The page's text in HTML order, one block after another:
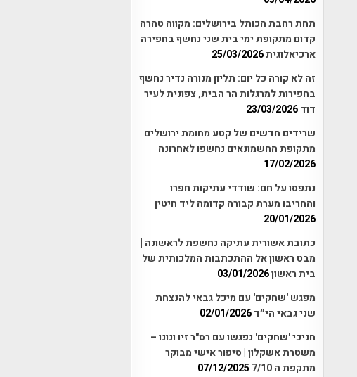
תחת רחבת הכותל בירושלים: מקווה טהרה
קדום מתקופת ימי בית שני נחשף בחפירה
ארכיאלוגית25/03/2026
זה לא קורה כל יום: תליון מנורה נדיר נחשף
בחפירות למרגלות הר הבית, צפונית לעיר
דוד23/03/2026
שרידים חדשים של קטע מחומת ירושלים
מתקופת החשמונאים נחשפו לאחרונה
17/02/2026
נתפסו על חם: שודדי עתיקות חפרו
והחריבו מערת קבורה קדומה ליד חיטין
20/01/2026
כתובת אשורית עתיקה נחשפת לראשונה |
מבט ראשון אל ההתכתבות המלכותית של
בית ראשון03/01/2026
מפגש 'שחקים' עם מיכל גבאי להנצחת
שני גבאי הי״ד02/01/2026
חניכי 'שחקים' נפגשו עם רס"ר זיו ונונו –
משטרת אשקלון | סיפור אישי מבוקר
מתקפת ה 7/10
07/12/2025